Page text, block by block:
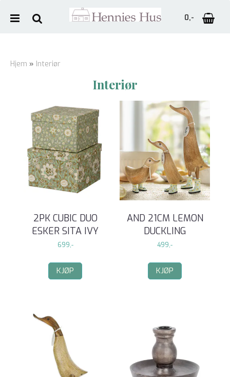
0,-
Hjem » Interiør
Interiør
2PK CUBIC DUO
ESKER SITA IVY
699,-
KJØP
AND 21CM LEMON
DUCKLING
499,-
KJØP
Trykk ENTER for å søke